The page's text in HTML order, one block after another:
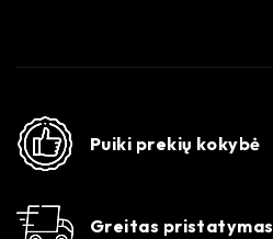
Puiki prekių kokybė
Greitas pristatymas